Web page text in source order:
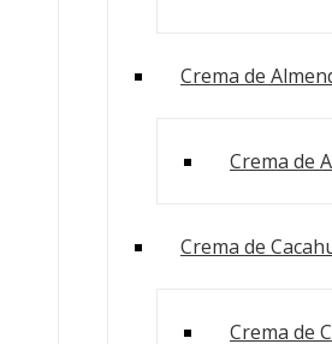
Crema de
Crema de
Crema de
Crema de